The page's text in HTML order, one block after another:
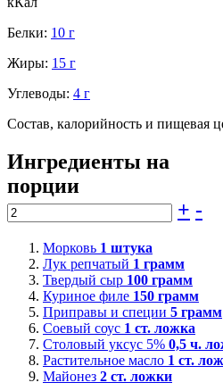
Белки: 10 г
Жиры: 15 г
Углеводы: 4 г
Состав, калорийность и пищевая
Ингредиенты на
порции
+ -
Морковь 1 штука
Лук репчатый 1 грамм
Твердый сыр 100 грамм
Куриное филе 150 грамм
Приправы и специи 5 грамм
Соевый соус 1 ст. ложка
Столовый уксус 5% 0,5 ч.
Растительное масло 1 ст.
Майонез 2 ст. ложки